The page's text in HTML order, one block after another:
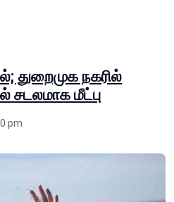
துறைமுக நகரில்
சடலமாக மீட்பு
pm